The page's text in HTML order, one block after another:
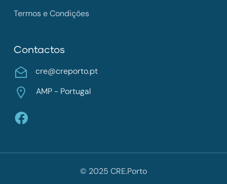
Termos e Condições
Contactos
cre@creporto.pt
AMP - Portugal
© 2025 CRE.Porto